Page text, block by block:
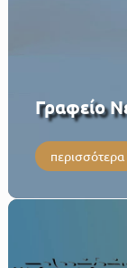
Γραφείο
περισσότερα